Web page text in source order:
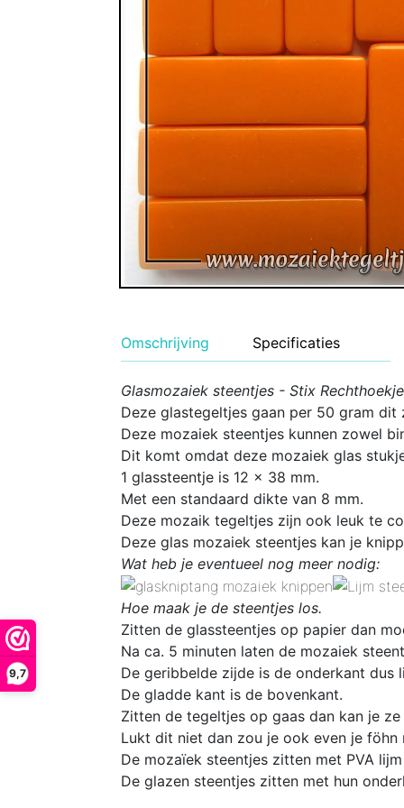
9,7
Binnen wandtegels
Omschrijving Specificaties
Glasmozaiek steentjes - Stix
Deze glastegeltjes gaan per 50 gram
Deze mozaiek steentjes kunnen zowel
Dit komt omdat deze mozaiek glas
1 glassteentje is 12 x 38 mm.
Met een standaard dikte van 8 mm.
Deze mozaik tegeltjes zijn ook leuk te
Deze glas mozaiek steentjes kan je
Wat heb je eventueel nog meer nodig:
Hoe maak je de steentjes los.
Zitten de glassteentjes op papier dan
Na ca. 5 minuten laten de mozaiek
De geribbelde zijde is de onderkant dus
De gladde kant is de bovenkant.
Zitten de tegeltjes op gaas dan kan je
Lukt dit niet dan zou je ook even je
De mozaïek steentjes zitten met PVA
De glazen steentjes zitten met hun